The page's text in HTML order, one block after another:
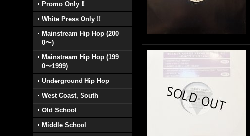
Promo Only !!
White Press Only !!
Mainstream Hip Hop (200
0〜)
Mainstream Hip Hop (199
0〜1999)
Underground Hip Hop
West Coast, South
Old School
Middle School